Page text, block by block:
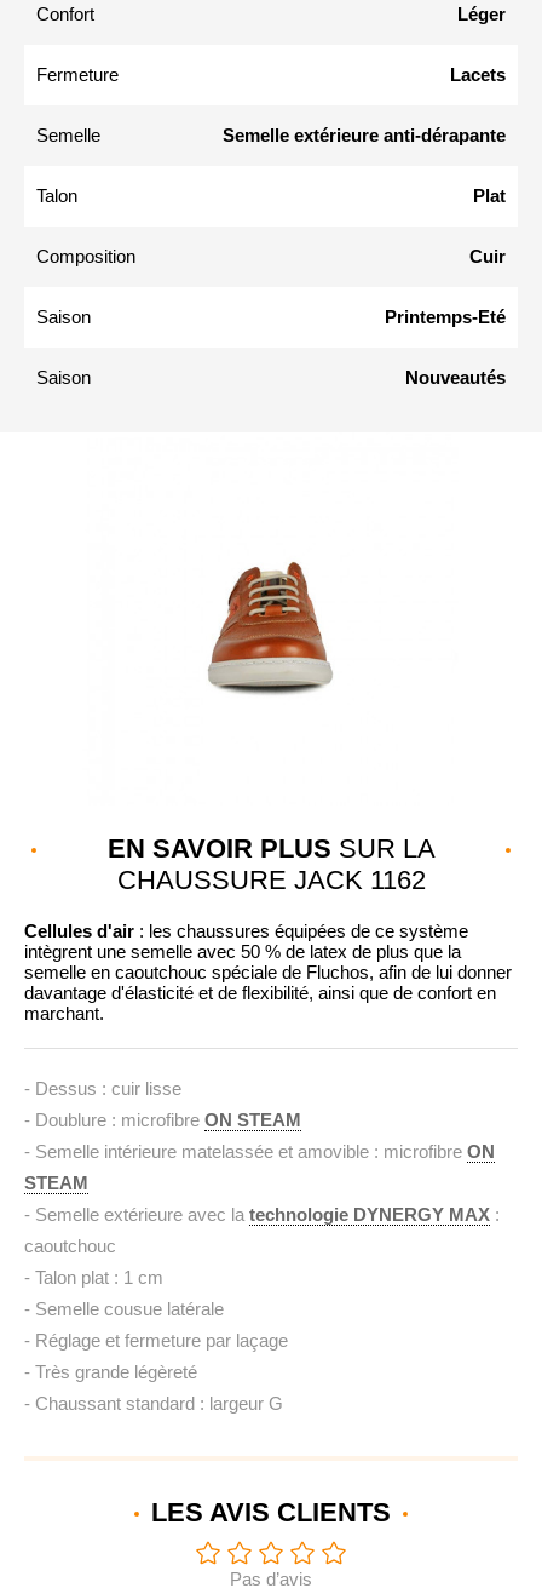
Confort Léger
Fermeture Lacets
Semelle Semelle extérieure anti-dérapante
Talon Plat
Composition Cuir
Saison Printemps-Eté
Saison Nouveautés
EN SAVOIR PLUS SUR LA
CHAUSSURE JACK 1162
Cellules d'air : les chaussures équipées de ce système
intègrent une semelle avec 50 % de latex de plus que la
semelle en caoutchouc spéciale de Fluchos, afin de lui donner
davantage d'élasticité et de flexibilité, ainsi que de confort en
marchant.
- Dessus : cuir lisse
- Doublure : microfibre ON STEAM
- Semelle intérieure matelassée et amovible : microfibre ON
STEAM
- Semelle extérieure avec la technologie DYNERGY MAX :
caoutchouc
- Talon plat : 1 cm
- Semelle cousue latérale
- Réglage et fermeture par laçage
- Très grande légèreté
- Chaussant standard : largeur G
LES AVIS CLIENTS
Pas d’avis